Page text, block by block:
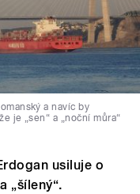
a navíc by
je „sen“ a „noční můra“
usiluje o
„šílený“.